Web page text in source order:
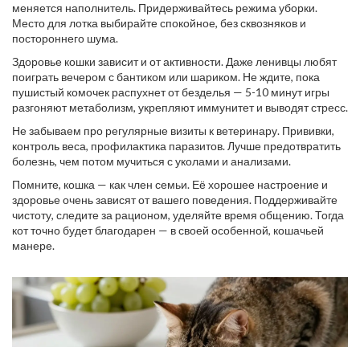
меняется наполнитель. Придерживайтесь режима уборки.
Место для лотка выбирайте спокойное, без сквозняков и
постороннего шума.
Здоровье кошки зависит и от активности. Даже ленивцы любят
поиграть вечером с бантиком или шариком. Не ждите, пока
пушистый комочек распухнет от безделья — 5-10 минут игры
разгоняют метаболизм, укрепляют иммунитет и выводят стресс.
Не забываем про регулярные визиты к ветеринару. Прививки,
контроль веса, профилактика паразитов. Лучше предотвратить
болезнь, чем потом мучиться с уколами и анализами.
Помните, кошка — как член семьи. Её хорошее настроение и
здоровье очень зависят от вашего поведения. Поддерживайте
чистоту, следите за рационом, уделяйте время общению. Тогда
кот точно будет благодарен — в своей особенной, кошачьей
манере.